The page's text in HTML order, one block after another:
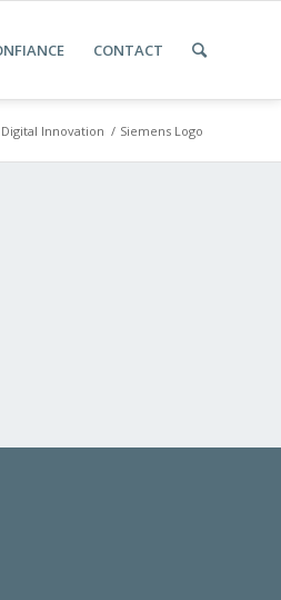
CONTACT
Innovation / Siemens Logo